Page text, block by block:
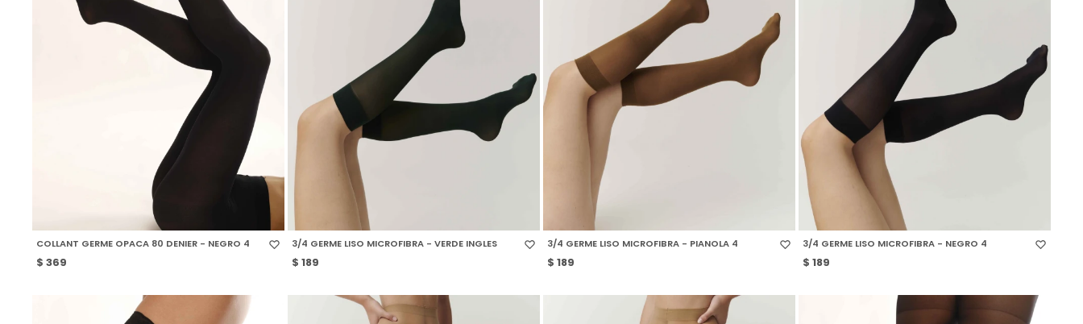
COLLANT GERME OPACA 80 DENIER - NEGRO 4
$ 369
SELECCIONAR TALLE
3/4 GERME LISO MICROFIBRA - VERDE INGLES
$ 189
SELECCIONAR TALLE
3/4 GERME LISO MICROFIBRA - PIANOLA 4
$ 189
SELECCIONAR TALLE
3/4 GERME LISO MICROFIBRA - NEGRO 4
$ 189